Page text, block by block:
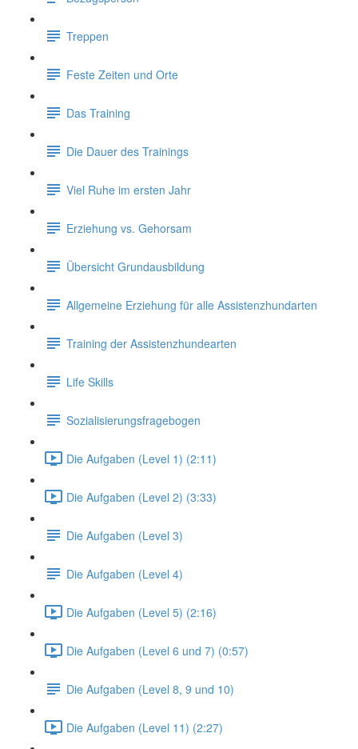
Treppen
Feste Zeiten und Orte
Das Training
Die Dauer des Trainings
Viel Ruhe im ersten Jahr
Erziehung vs. Gehorsam
Übersicht Grundausbildung
Allgemeine Erziehung für alle Assistenzhundarten
Training der Assistenzhundearten
Life Skills
Sozialisierungsfragebogen
Die Aufgaben (Level 1) (2:11)
Die Aufgaben (Level 2) (3:33)
Die Aufgaben (Level 3)
Die Aufgaben (Level 4)
Die Aufgaben (Level 5) (2:16)
Die Aufgaben (Level 6 und 7) (0:57)
Die Aufgaben (Level 8, 9 und 10)
Die Aufgaben (Level 11) (2:27)